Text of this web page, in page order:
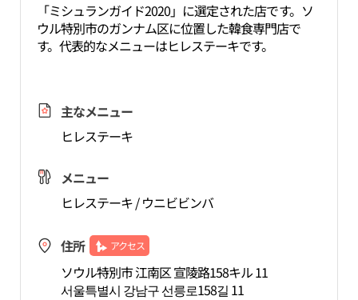
「ミシュランガイド2020」に選定された店です。ソ
ウル特別市のガンナム区に位置した韓食専門店で
す。代表的なメニューはヒレステーキです。
主なメニュー
ヒレステーキ
メニュー
ヒレステーキ / ウニビビンバ
住所 アクセス
ソウル特別市 江南区 宣陵路158キル 11
서울특별시 강남구 선릉로158길 11